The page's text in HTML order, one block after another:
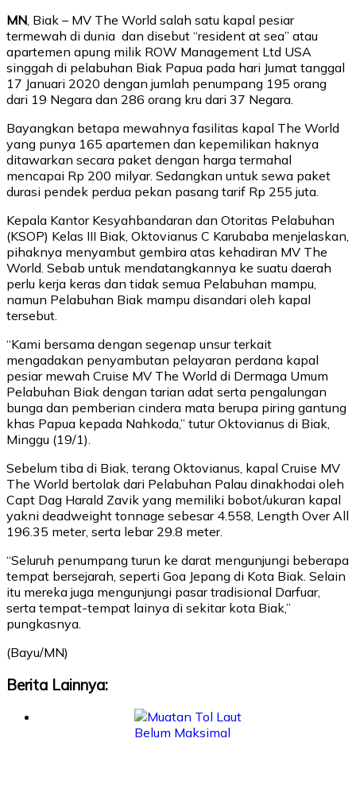
MN , Biak – MV The World salah satu kapal pesiar
termewah di dunia dan disebut “resident at sea” atau
apartemen apung milik ROW Management Ltd USA
singgah di pelabuhan Biak Papua pada hari Jumat tanggal
17 Januari 2020 dengan jumlah penumpang 195 orang
dari 19 Negara dan 286 orang kru dari 37 Negara.
Bayangkan betapa mewahnya fasilitas kapal The World
yang punya 165 apartemen dan kepemilikan haknya
ditawarkan secara paket dengan harga termahal
mencapai Rp 200 milyar. Sedangkan untuk sewa paket
durasi pendek perdua pekan pasang tarif Rp 255 juta.
Kepala Kantor Kesyahbandaran dan Otoritas Pelabuhan
(KSOP) Kelas III Biak, Oktovianus C Karubaba menjelaskan,
pihaknya menyambut gembira atas kehadiran MV The
World. Sebab untuk mendatangkannya ke suatu daerah
perlu kerja keras dan tidak semua Pelabuhan mampu,
namun Pelabuhan Biak mampu disandari oleh kapal
tersebut.
“Kami bersama dengan segenap unsur terkait
mengadakan penyambutan pelayaran perdana kapal
pesiar mewah Cruise MV The World di Dermaga Umum
Pelabuhan Biak dengan tarian adat serta pengalungan
bunga dan pemberian cindera mata berupa piring gantung
khas Papua kepada Nahkoda,” tutur Oktovianus di Biak,
Minggu (19/1).
Sebelum tiba di Biak, terang Oktovianus, kapal Cruise MV
The World bertolak dari Pelabuhan Palau dinakhodai oleh
Capt Dag Harald Zavik yang memiliki bobot/ukuran kapal
yakni deadweight tonnage sebesar 4.558, Length Over All
196.35 meter, serta lebar 29.8 meter.
“Seluruh penumpang turun ke darat mengunjungi beberapa
tempat bersejarah, seperti Goa Jepang di Kota Biak. Selain
itu mereka juga mengunjungi pasar tradisional Darfuar,
serta tempat-tempat lainya di sekitar kota Biak,”
pungkasnya.
(Bayu/MN)
Berita Lainnya: